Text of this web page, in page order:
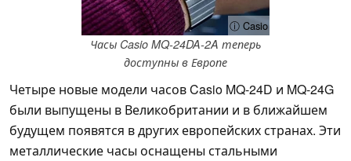
ⓘ Casio
Часы Casio MQ-24DA-2A теперь
доступны в Европе
Четыре новые модели часов Casio MQ-24D и MQ-24G
были выпущены в Великобритании и в ближайшем
будущем появятся в других европейских странах. Эти
металлические часы оснащены стальными